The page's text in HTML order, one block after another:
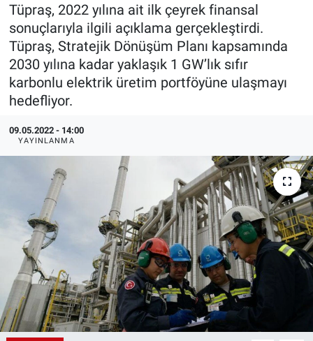
Tüpraş, 2022 yılına ait ilk çeyrek finansal
sonuçlarıyla ilgili açıklama gerçekleştirdi.
Tüpraş, Stratejik Dönüşüm Planı kapsamında
2030 yılına kadar yaklaşık 1 GW’lık sıfır
karbonlu elektrik üretim portföyüne ulaşmayı
hedefliyor.
09.05.2022 - 14:00
YAYINLANMA
HaberOrtak
EndüstriST
Enerjisini Üreten Fabrikalar
Ağır Sanayi Çözümleri